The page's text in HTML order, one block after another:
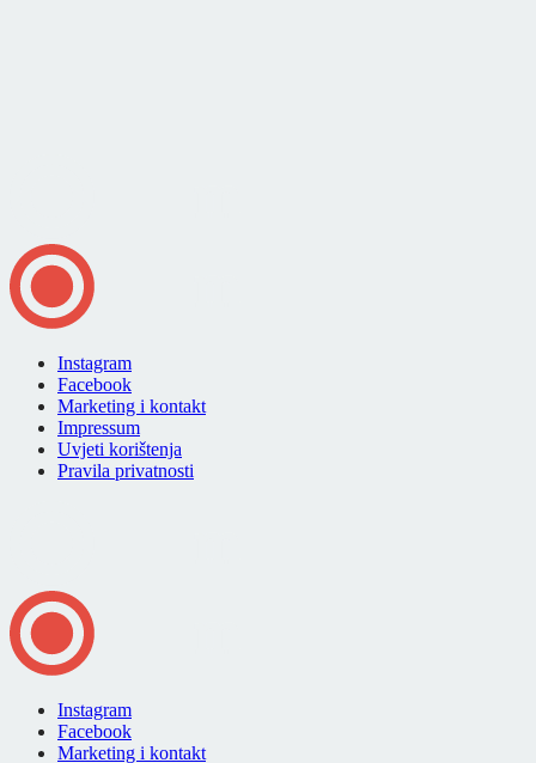
Instagram
Facebook
Marketing i kontakt
Impressum
Uvjeti korištenja
Pravila privatnosti
Instagram
Facebook
Marketing i kontakt